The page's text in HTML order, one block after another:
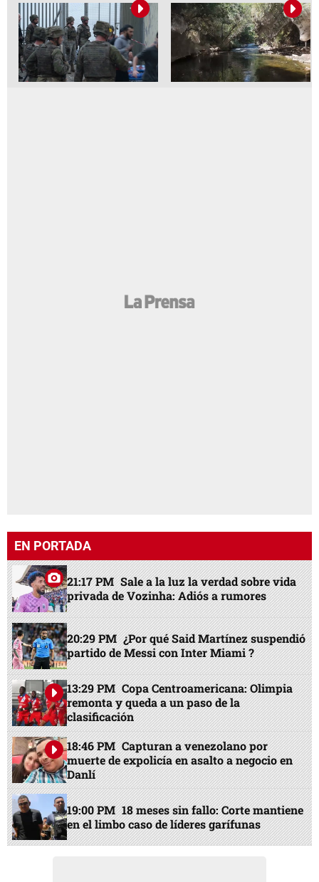
EN PORTADA
21:17 PM Sale a la luz la verdad sobre vida
privada de Vozinha: Adiós a rumores
20:29 PM ¿Por qué Said Martínez suspendió
partido de Messi con Inter Miami ?
13:29 PM Copa Centroamericana: Olimpia
remonta y queda a un paso de la
clasificación
18:46 PM Capturan a venezolano por
muerte de expolicía en asalto a negocio en
Danlí
19:00 PM 18 meses sin fallo: Corte mantiene
en el limbo caso de líderes garífunas